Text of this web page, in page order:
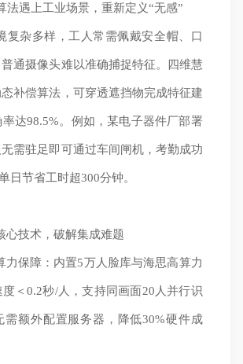
法遇上工业场景，重新定义“无感”
复杂多样，工人常需佩戴安全帽、口
通摄像头难以准确捕捉特征。四维慧
补偿算法，可穿透遮挡物完成特征建
达98.5%。例如，某电子器件厂部署
需驻足即可通过车间闸机，考勤成功
日节省工时超300分钟。
心技术，破解集成难题
力保障：内置5万人脸库与海思高算力
＜0.2秒/人，支持同画面20人并行识
需额外配置服务器，降低30%硬件成